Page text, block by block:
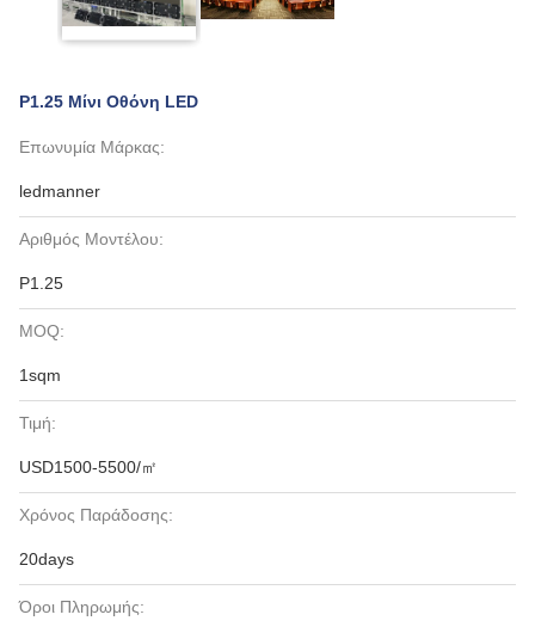
P1.25 Μίνι Οθόνη LED
Επωνυμία Μάρκας:
ledmanner
Αριθμός Μοντέλου:
P1.25
MOQ:
1sqm
Τιμή:
USD1500-5500/㎡
Χρόνος Παράδοσης:
20days
Όροι Πληρωμής: